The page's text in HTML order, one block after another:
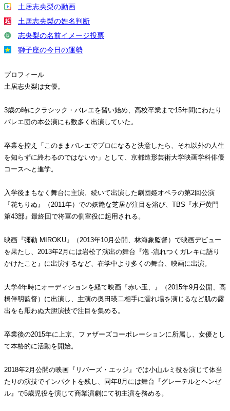
土居志央梨の動画
土居志央梨の姓名判断
志央梨の名前イメージ投票
獅子座の今日の運勢
プロフィール
土居志央梨は女優。
3歳の時にクラシック・バレエを習い始め、高校卒業まで15年間にわたり
バレエ団の本公演にも数多く出演していた。
卒業を控え「このままバレエでプロになると決意したら、それ以外の人生
を知らずに終わるのではないか」として、京都造形芸術大学映画学科俳優
コースへと進学。
入学後まもなく舞台に主演、続いて出演した劇団姫オペラの第2回公演
『花ちりぬ』（2011年）での妖艶な芝居が注目を浴び、TBS『水戸黄門
第43部』最終回で将軍の側室役に起用される。
映画『彌勒 MIROKU』（2013年10月公開、林海象監督）で映画デビュー
を果たし、2013年2月には岩松了演出の舞台『泡 -流れつくガレキに語り
かけたこと』に出演するなど、在学中より多くの舞台、映画に出演。
大学4年時にオーディションを経て映画『赤い玉、』（2015年9月公開、高
橋伴明監督）に出演し、主演の奥田瑛二相手に濡れ場を演じるなど肌の露
出をも厭わぬ大胆演技で注目を集める。
卒業後の2015年に上京、ファザーズコーポレーションに所属し、女優とし
て本格的に活動を開始。
2018年2月公開の映画『リバーズ・エッジ』では小山ルミ役を演じて体当
たりの演技でインパクトを残し、同年8月には舞台『グレーテルとヘンゼ
ル』で5歳児役を演じて商業演劇にて初主演を務める。